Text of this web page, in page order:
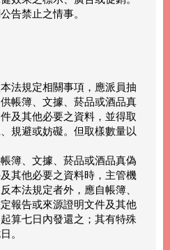
告禁止之情事。
法規定相關事項，應派員抽
帳簿、文據、菸品或酒品真
及其他必要之資料，並得取
規避或妨礙。但取樣數量以
簿、文據、菸品或酒品真偽
其他必要之資料時，主管機
本法規定者外，應自帳簿、
報告或來源證明文件及其他
算七日內發還之；其有特殊
。